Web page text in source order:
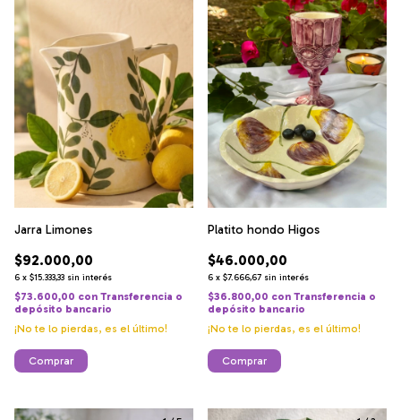
Jarra Limones
$92.000,00
6 x $15.333,33 sin interés
$73.600,00 con Transferencia o
depósito bancario
¡No te lo pierdas, es el último!
Platito hondo Higos
$46.000,00
6 x $7.666,67 sin interés
$36.800,00 con Transferencia o
depósito bancario
¡No te lo pierdas, es el último!